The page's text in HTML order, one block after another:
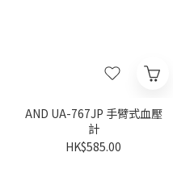
AND UA-767JP 手臂式血壓
計
HK$585.00